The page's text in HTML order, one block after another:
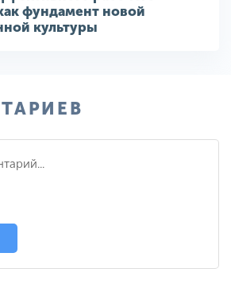
фундамент новой
культуры